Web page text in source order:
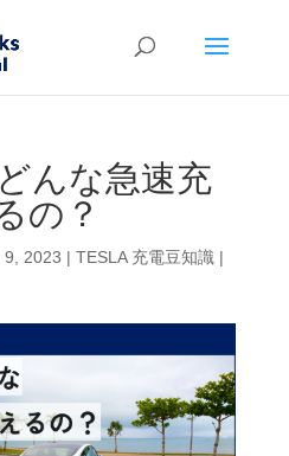
んな急速充
の？
9, 2023 | TESLA 充電豆知識 |